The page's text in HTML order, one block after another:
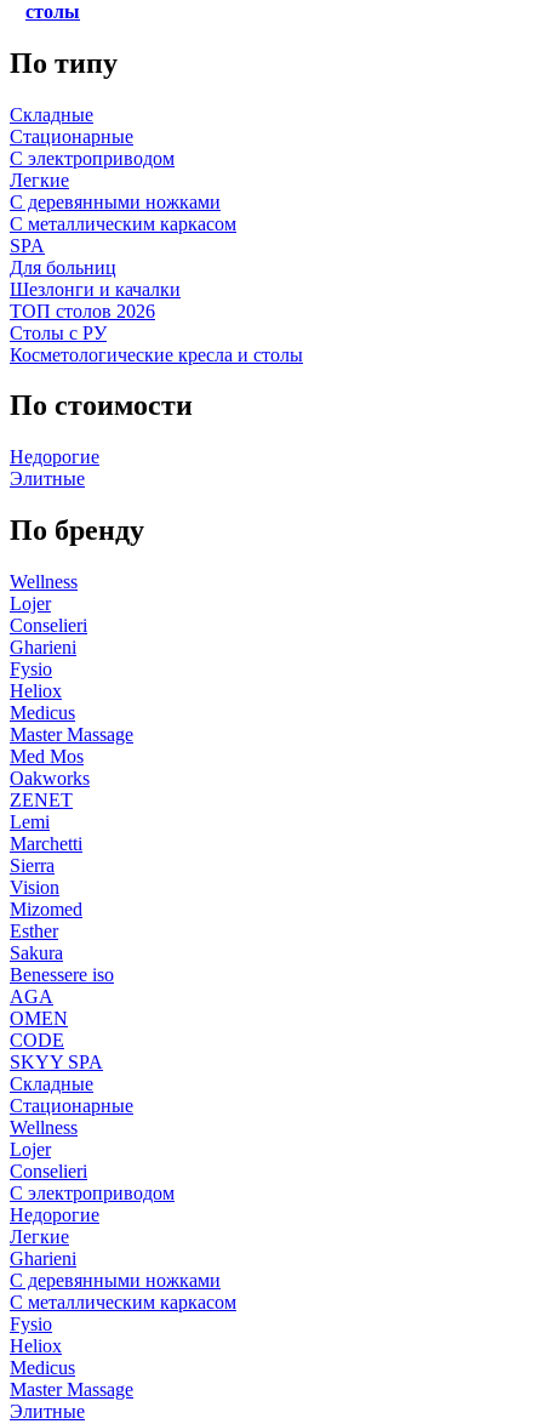
столы
По типу
Складные
Стационарные
С электроприводом
Легкие
С деревянными ножками
С металлическим каркасом
SPA
Для больниц
Шезлонги и качалки
ТОП столов 2026
Столы с РУ
Косметологические кресла и столы
По стоимости
Недорогие
Элитные
По бренду
Wellness
Lojer
Conselieri
Gharieni
Fysio
Heliox
Medicus
Master Massage
Med Mos
Oakworks
ZENET
Lemi
Marchetti
Sierra
Vision
Mizomed
Esther
Sakura
Benessere iso
AGA
OMEN
CODE
SKYY SPA
Складные
Стационарные
Wellness
Lojer
Conselieri
С электроприводом
Недорогие
Легкие
Gharieni
С деревянными ножками
С металлическим каркасом
Fysio
Heliox
Medicus
Master Massage
Элитные